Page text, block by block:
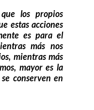
los propios
estas acciones
es para el
más nos
mientras más
mayor es la
conserven en